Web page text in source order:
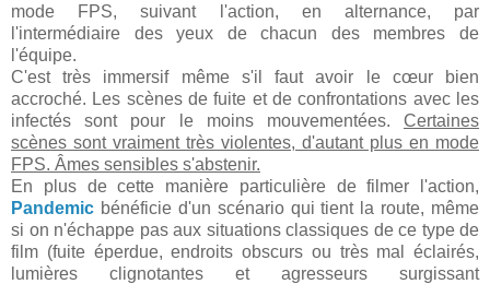
mode FPS, suivant l'action, en alternance, par
l'intermédiaire des yeux de chacun des membres de
l'équipe.
C'est très immersif même s'il faut avoir le cœur bien
accroché. Les scènes de fuite et de confrontations avec les
infectés sont pour le moins mouvementées. Certaines
scènes sont vraiment très violentes, d'autant plus en mode
FPS. Âmes sensibles s'abstenir.
En plus de cette manière particulière de filmer l'action,
Pandemic bénéficie d'un scénario qui tient la route, même
si on n'échappe pas aux situations classiques de ce type de
film (fuite éperdue, endroits obscurs ou très mal éclairés,
lumières clignotantes et agresseurs surgissant